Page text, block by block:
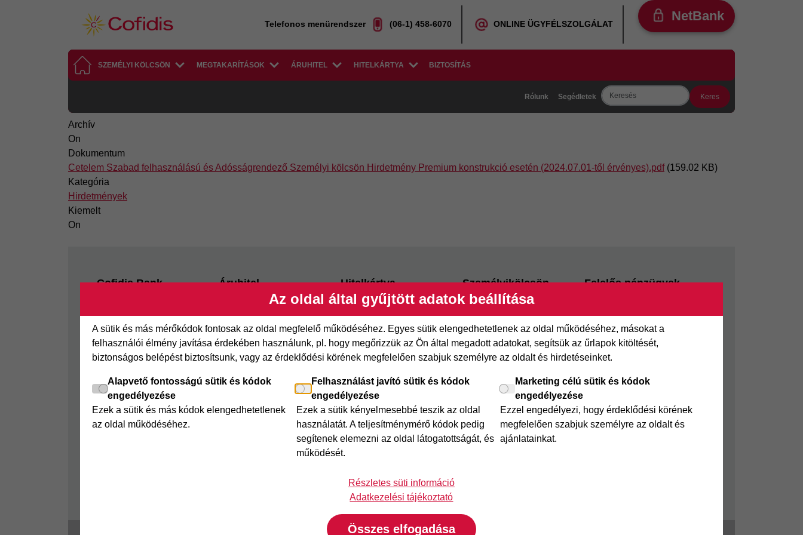
Telefonos menürendszer (06-1) 458-6070 ONLINE ÜGYFÉLSZOLGÁLAT
NetBank
SZEMÉLYI KÖLCSÖN MEGTAKARÍTÁSOK ÁRUHITEL HITELKÁRTYA BIZTOSÍTÁS
Rólunk Segédletek
Search
Archív
On
Dokumentum
Cetelem Szabad felhasználású és Adósságrendező Személyi kölcsön Hirdetmény Premium konstrukció esetén (2024.07.01-től érvényes).pdf (159.02 KB)
Kategória
Hirdetmények
Kiemelt
On
Az oldal által gyűjtött adatok beállítása
A sütik és más mérőkódok fontosak az oldal megfelelő működéséhez. Egyes sütik elengedhetetlenek az oldal működéséhez, másokat a
felhasználói élmény javítása érdekében használunk, pl. hogy megőrizzük az Ön által megadott adatokat, segítsük az űrlapok kitöltését,
biztonságos belépést biztosítsunk, vagy az érdeklődési körének megfelelően szabjuk személyre az oldalt és hirdetéseinket.
Alapvető fontosságú sütik és kódok
engedélyezése
Ezek a sütik és más kódok elengedhetetlenek
az oldal működéséhez.
Felhasználást javító sütik és kódok
engedélyezése
Ezek a sütik kényelmesebbé teszik az oldal
használatát. A teljesítménymérő kódok pedig
segítenek elemezni az oldal látogatottságát, és
működését.
Marketing célú sütik és kódok
engedélyezése
Ezzel engedélyezi, hogy érdeklődési körének
megfelelően szabjuk személyre az oldalt és
ajánlatainkat.
Részletes süti információ
Adatkezelési tájékoztató
Összes elfogadása
Footer
Cofidis Bank
Rólunk
Panaszkezelés
GYIK
Sajtószoba
Nyilvánosságra hozatal
Áruhitel
Az áruhitelről
Joker részletfizetés
Online Áruhitel
Hitelkártya
Cofidis Hitelkártya
Áruhitel Expressz
Mindig Kéznél kölcsön
Személyikölcsön
Cofidis személyi kölcsön
adósságrendező kölcsön
Mindig Kéznél kölcsön
Felelős pénzügyek
Cofidis Bank a Zöldebb
Környezetért
Cofidis Bank a Zöldebb
Biztonságos pénzügyek
Fizetési nehézség